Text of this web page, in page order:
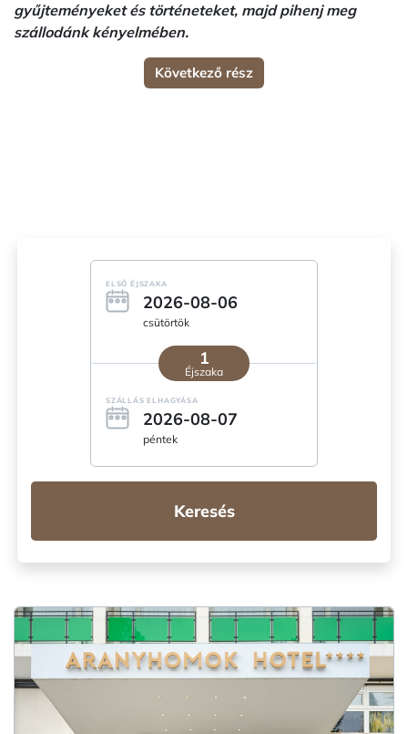
gyűjteményeket és történeteket, majd pihenj meg
szállodánk kényelmében.
Következő rész
ELSŐ ÉJSZAKA
2026-08-06
csütörtök
1
Éjszaka
SZÁLLÁS ELHAGYÁSA
2026-08-07
péntek
Keresés